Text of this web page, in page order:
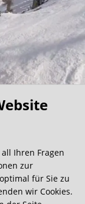
Ihren Fragen
zur
für Sie zu
wir Cookies.